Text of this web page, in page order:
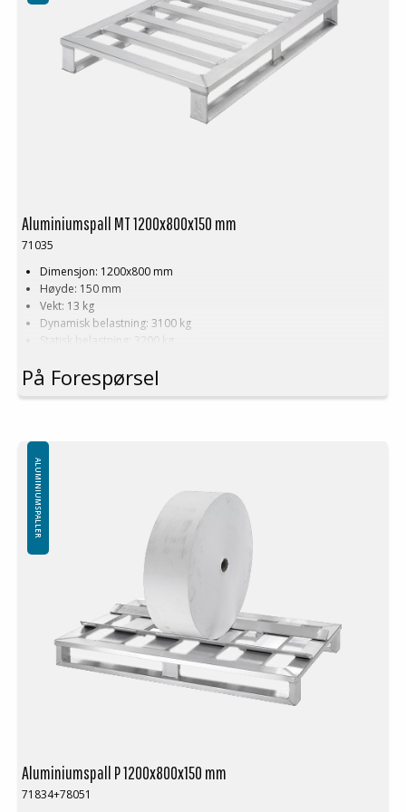
Aluminiumspall MT 1200x800x150 mm
71035
Dimensjon: 1200x800 mm
Høyde: 150 mm
Vekt: 13 kg
Dynamisk belastning: 3100 kg
Statisk belastning: 3200 kg
Logistikk: 16 stk/pallplasser (120x80x240 cm)
Produseres også i dimensjoner og konstruksjon etter kundens
På Forespørsel
Aluminiumspall P 1200x800x150 mm
71834+78051
ALUMINIUMSPALLER